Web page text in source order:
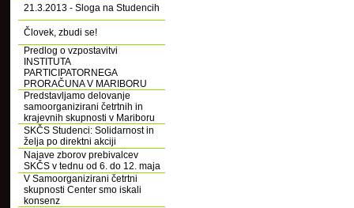
21.3.2013 - Sloga na Studencih
Človek, zbudi se!
Predlog o vzpostavitvi
INSTITUTA
PARTICIPATORNEGA
PRORAČUNA V MARIBORU
Predstavljamo delovanje
samoorganizirani četrtnih in
krajevnih skupnosti v Mariboru
SKČS Studenci: Solidarnost in
želja po direktni akciji
Najave zborov prebivalcev
SKČS v tednu od 6. do 12. maja
V Samoorganizirani četrtni
skupnosti Center smo iskali
konsenz